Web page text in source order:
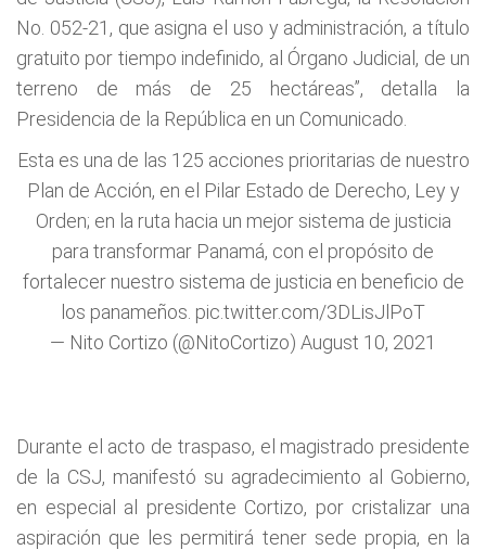
No. 052-21, que asigna el uso y administración, a título
gratuito por tiempo indefinido, al Órgano Judicial, de un
terreno de más de 25 hectáreas”, detalla la
Presidencia de la República en un Comunicado.
Esta es una de las 125 acciones prioritarias de nuestro
Plan de Acción, en el Pilar Estado de Derecho, Ley y
Orden; en la ruta hacia un mejor sistema de justicia
para transformar Panamá, con el propósito de
fortalecer nuestro sistema de justicia en beneficio de
los panameños. pic.twitter.com/3DLisJlPoT
— Nito Cortizo (@NitoCortizo) August 10, 2021
Durante el acto de traspaso, el magistrado presidente
de la CSJ, manifestó su agradecimiento al Gobierno,
en especial al presidente Cortizo, por cristalizar una
aspiración que les permitirá tener sede propia, en la